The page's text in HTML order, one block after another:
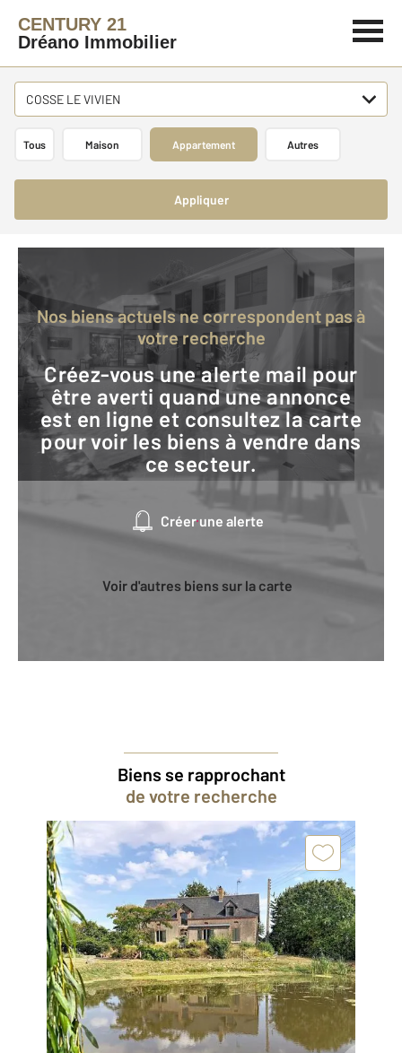
CENTURY 21
Dréano Immobilier
COSSE LE VIVIEN
Tous Maison Appartement Autres
Appliquer
Nos biens actuels ne correspondent pas à
votre recherche
Créez-vous une alerte mail pour
être averti quand une annonce
est en ligne et consultez la carte
pour voir les biens à vendre dans
ce secteur.
Créer une alerte
Voir d'autres biens sur la carte
Biens se rapprochant
de votre recherche